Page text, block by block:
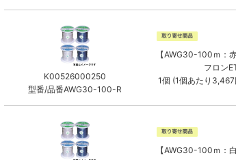
K00526000250
型番/品番AWG30-100-R
【AWG30-100ｍ：
フロン
1個 (1個あたり
【AWG30-100ｍ：